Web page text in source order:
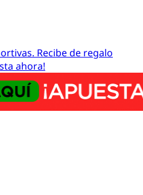
Recibe de regalo
ahora!